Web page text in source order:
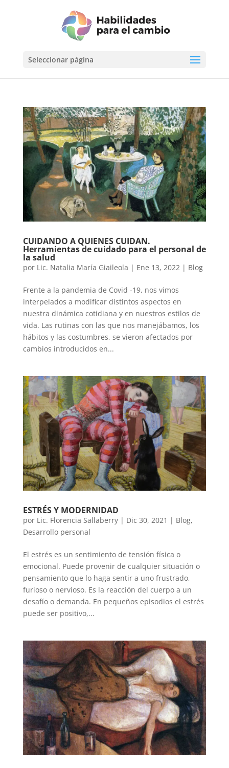
Seleccionar página
CUIDANDO A QUIENES CUIDAN.
Herramientas de cuidado para el personal de
la salud
por Lic. Natalia María Giaileola | Ene 13, 2022| Blog
Frente a la pandemia de Covid -19, nos vimos
interpelados a modificar distintos aspectos en
nuestra dinámica cotidiana y en nuestros estilos de
vida. Las rutinas con las que nos manejábamos, los
hábitos y las costumbres, se vieron afectados por
cambios introducidos en...
ESTRÉS Y MODERNIDAD
por Lic. Florencia Sallaberry| Dic 30, 2021 | Blog,
Desarrollo personal
El estrés es un sentimiento de tensión física o
emocional. Puede provenir de cualquier situación o
pensamiento que lo haga sentir a uno frustrado,
furioso o nervioso. Es la reacción del cuerpo a un
desafío o demanda. En pequeños episodios el estrés
puede ser positivo,...